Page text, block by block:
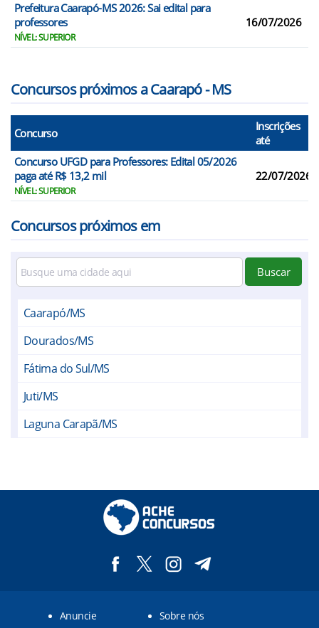
Prefeitura Caarapó-MS 2026: Sai edital para
professores
NÍVEL: SUPERIOR
16/07/2026
Concursos próximos a Caarapó - MS
Concurso
Inscrições
até
Concurso UFGD para Professores: Edital 05/2026
paga até R$ 13,2 mil
NÍVEL: SUPERIOR
22/07/2026
Concursos próximos em
Buscar
Caarapó/MS
Dourados/MS
Fátima do Sul/MS
Juti/MS
Laguna Carapã/MS
TESTE ONLINE LEO/RS
Anuncie Sobre nós